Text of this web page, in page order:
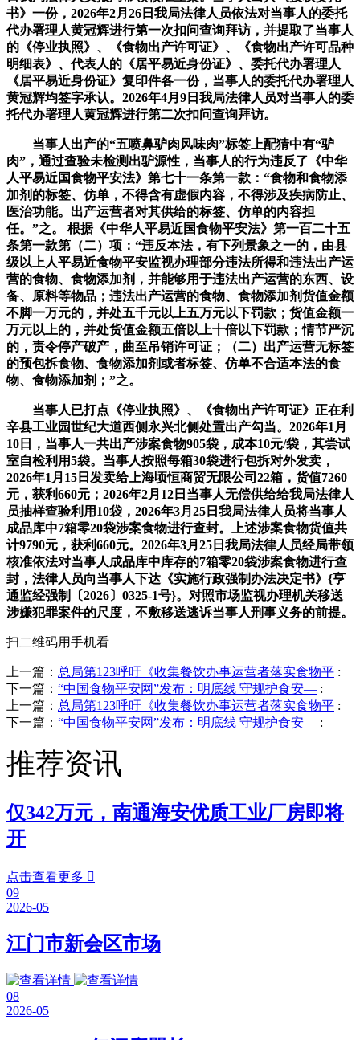
书》一份，2026年2月26日我局法律人员依法对当事人的委托
代办署理人黄冠辉进行第一次扣问查询拜访，并提取了当事人
的《停业执照》、《食物出产许可证》、《食物出产许可品种
明细表》、代表人的《居平易近身份证》、委托代办署理人
《居平易近身份证》复印件各一份，当事人的委托代办署理人
黄冠辉均签字承认。2026年4月9日我局法律人员对当事人的委
托代办署理人黄冠辉进行第二次扣问查询拜访。
当事人出产的“五喷鼻驴肉风味肉”标签上配猜中有“驴
肉”，通过查验未检测出驴源性，当事人的行为违反了《中华
人平易近国食物平安法》第七十一条第一款：“食物和食物添
加剂的标签、仿单，不得含有虚假内容，不得涉及疾病防止、
医治功能。出产运营者对其供给的标签、仿单的内容担
任。”之。 根据《中华人平易近国食物平安法》第一百二十五
条第一款第（二）项：“违反本法，有下列景象之一的，由县
级以上人平易近食物平安监视办理部分违法所得和违法出产运
营的食物、食物添加剂，并能够用于违法出产运营的东西、设
备、原料等物品；违法出产运营的食物、食物添加剂货值金额
不脚一万元的，并处五千元以上五万元以下罚款；货值金额一
万元以上的，并处货值金额五倍以上十倍以下罚款；情节严沉
的，责令停产破产，曲至吊销许可证；（二）出产运营无标签
的预包拆食物、食物添加剂或者标签、仿单不合适本法的食
物、食物添加剂；”之。
当事人已打点《停业执照》、《食物出产许可证》正在利
辛县工业园世纪大道西侧永兴北侧处置出产勾当。2026年1月
10日，当事人一共出产涉案食物905袋，成本10元/袋，其尝试
室自检利用5袋。当事人按照每箱30袋进行包拆对外发卖，
2026年1月15日发卖给上海顷恒商贸无限公司22箱，货值7260
元，获利660元；2026年2月12日当事人无偿供给给我局法律人
员抽样查验利用10袋，2026年3月25日我局法律人员将当事人
成品库中7箱零20袋涉案食物进行查封。上述涉案食物货值共
计9790元，获利660元。2026年3月25日我局法律人员经局带领
核准依法对当事人成品库中库存的7箱零20袋涉案食物进行查
封，法律人员向当事人下达《实施行政强制办法决定书》{亨
通监经强制〔2026〕0325-1号}。对照市场监视办理机关移送
涉嫌犯罪案件的尺度，不敷移送逃诉当事人刑事义务的前提。
扫二维码用手机看
上一篇： 总局第123呼吁《收集餐饮办事运营者落实食物平 :
下一篇： “中国食物平安网”发布：明底线 守规护食安— :
上一篇： 总局第123呼吁《收集餐饮办事运营者落实食物平 :
下一篇： “中国食物平安网”发布：明底线 守规护食安— :
推荐资讯
仅342万元，南通海安优质工业厂房即将
开
点击查看更多 
09
2026-05
江门市新会区市场
08
2026-05